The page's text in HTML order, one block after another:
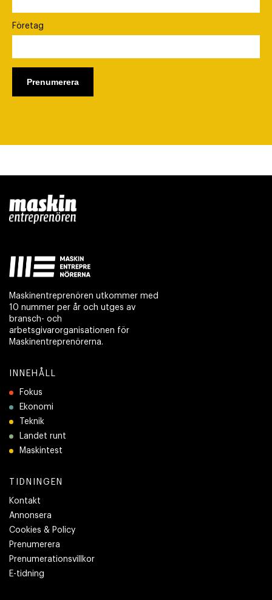
Företag
Maskinentreprenören utkommer med
10 nummer per år och utges av
bransch- och
arbetsgivarorganisationen för
Maskinentreprenörerna.
INNEHÅLL
Fokus
Ekonomi
Teknik
Landet runt
Maskintest
TIDNINGEN
Kontakt
Annonsera
Cookies & Policy
Prenumerera
Prenumerationsvillkor
E-tidning